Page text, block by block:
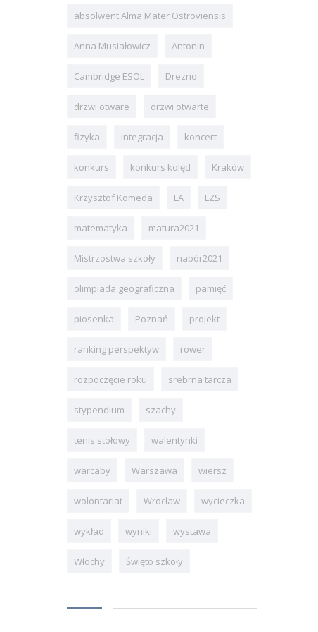
absolwent Alma Mater Ostroviensis
Anna Musiałowicz Antonin
Cambridge ESOL Drezno
drzwi otware drzwi otwarte
fizyka integracja koncert
konkurs konkurs kolęd Kraków
Krzysztof Komeda LA LZS
matematyka matura2021
Mistrzostwa szkoły nabór2021
olimpiada geograficzna pamięć
piosenka Poznań projekt
ranking perspektyw rower
rozpoczęcie roku srebrna tarcza
stypendium szachy
tenis stołowy walentynki
warcaby Warszawa wiersz
wolontariat Wrocław wycieczka
wykład wyniki wystawa
Włochy Święto szkoły